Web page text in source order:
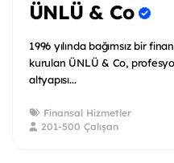
ÜNLÜ & Co
1996 yılında bağımsız bir
kurulan ÜNLÜ & Co,
altyapısı...
Finansal Hizmetler
201-500 Çalışan